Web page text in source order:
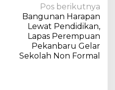
Pos berikutnya
Bangunan Harapan
Lewat Pendidikan,
Lapas Perempuan
Pekanbaru Gelar
Sekolah Non Formal